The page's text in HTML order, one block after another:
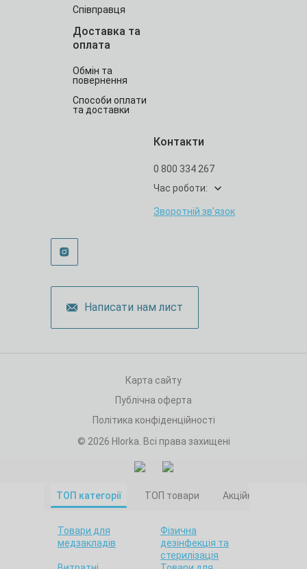
Написати нам лист
Співправця
Доставка та
оплата
Обмін та
повернення
Способи оплати
та доставки
Контакти
0 800 334 267
Час роботи:
Зворотній зв’язок
Карта сайту
Публічна оферта
Політика конфіденційності
© 2026 Hlorka. Всі права захищені
ТОП категорії ТОП товари Акційні товари
Товари для
медзакладів
Фізична
дезінфекція та
стерилізація